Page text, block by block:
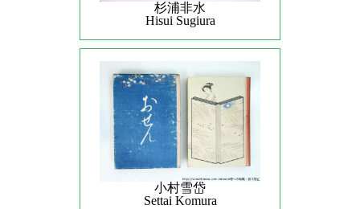
杉浦非水
Hisui Sugiura
小村雪岱
Settai Komura